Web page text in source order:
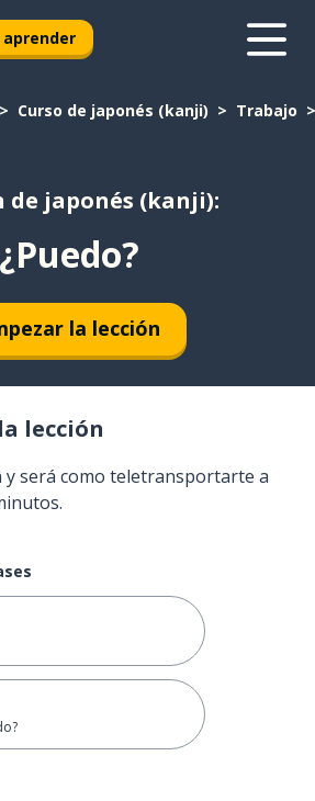
aprender
Curso de japonés (kanji) Trabajo
de japonés (kanji):
¿Puedo?
la lección
lección
y será como teletransportarte a